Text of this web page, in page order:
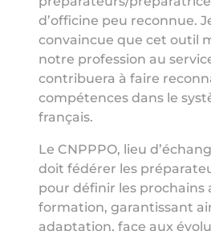
d’officine peu reconnue.
convaincue que cet outil
notre profession au
contribuera à faire
compétences dans le
français.
Le CNPPPO, lieu
doit fédérer les
pour définir les prochains
formation, garantissant
adaptation, face aux